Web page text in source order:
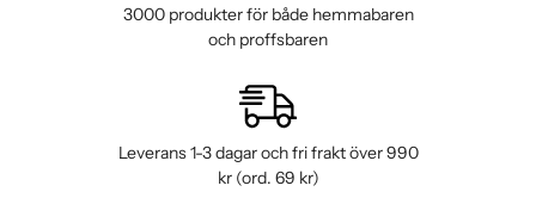
3000 produkter för både hemmabaren
och proffsbaren
Leverans 1-3 dagar och fri frakt över 990
kr (ord. 69 kr)